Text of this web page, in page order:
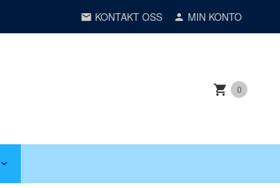
KONTAKT OSS MIN KONTO
0